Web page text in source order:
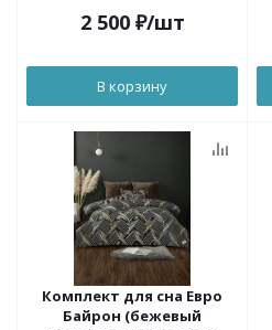
2 500₽/шт
В корзину
Комплект для сна Евро
Байрон (бежевый